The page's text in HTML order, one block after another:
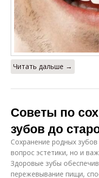
Читать дальше →
Советы по
зубов до
Сохранение родных
вопрос эстетики, но и
Здоровые зубы
пережевывание пищи,